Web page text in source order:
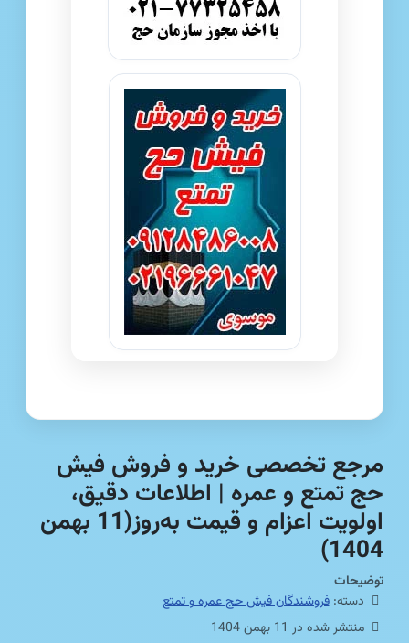
مرجع تخصصی خرید و فروش فیش
حج تمتع و عمره | اطلاعات دقیق،
اولویت اعزام و قیمت به‌روز(11 بهمن
1404)
توضیحات
دسته:فروشندگان فیش حج عمره و تمتع
منتشر شده در 11 بهمن 1404